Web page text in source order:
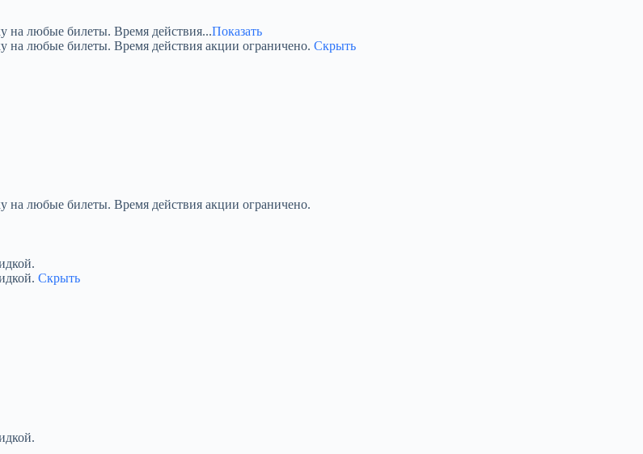
на любые билеты. Время действия...Показать
на любые билеты. Время действия акции ограничено. Скрыть
на любые билеты. Время действия акции ограничено.
Скрыть